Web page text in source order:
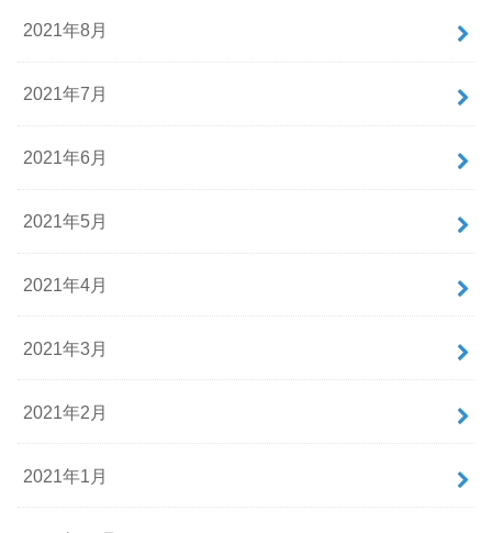
2021年8月
2021年7月
2021年6月
2021年5月
2021年4月
2021年3月
2021年2月
2021年1月